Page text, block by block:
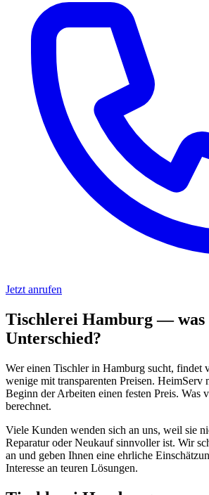
Jetzt anrufen
Tischlerei Hamburg — was
Unterschied?
Wer einen Tischler in Hamburg sucht,
wenige mit transparenten Preisen. HeimServ
Beginn der Arbeiten einen festen Preis. Was
berechnet.
Viele Kunden wenden sich an uns, weil sie
Reparatur oder Neukauf sinnvoller ist. Wir
an und geben Ihnen eine ehrliche
Interesse an teuren Lösungen.